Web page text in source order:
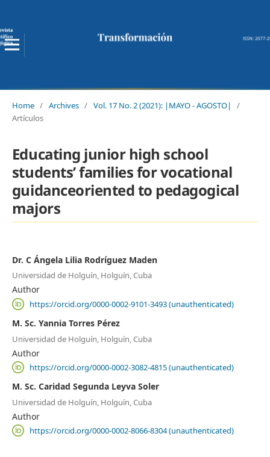
Home / Archives / Vol. 17 No. 2 (2021): |MAYO - AGOSTO|
/
Artículos
Educating junior high school
students’ families for vocational
guidanceoriented to pedagogical
majors
Dr. C Ángela Lilia Rodríguez Maden
Universidad de Holguín, Holguín, Cuba
Author
https://orcid.org/0000-0002-9101-3493 (unauthenticated)
M. Sc. Yannia Torres Pérez
Universidad de Holguín, Holguín, Cuba
Author
https://orcid.org/0000-0002-3082-4815 (unauthenticated)
M. Sc. Caridad Segunda Leyva Soler
Universidad de Holguín, Holguín, Cuba
Author
https://orcid.org/0000-0002-8066-8304 (unauthenticated)